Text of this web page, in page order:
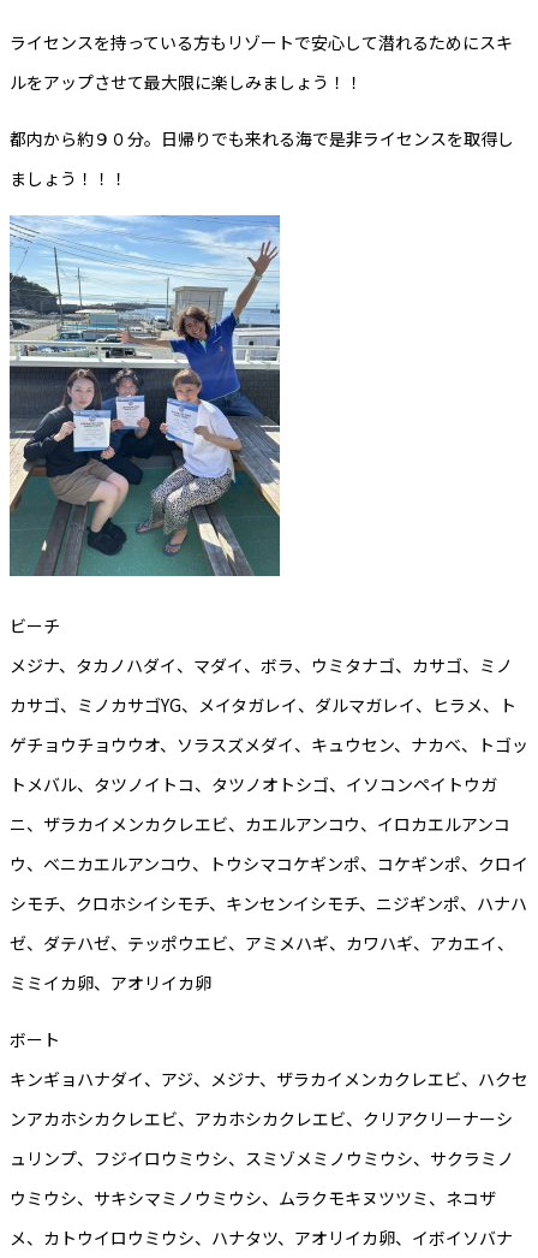
ライセンスを持っている方もリゾートで安心して潜れるためにスキ
ルをアップさせて最大限に楽しみましょう！！
都内から約９０分。日帰りでも来れる海で是非ライセンスを取得し
ましょう！！！
ビーチ
メジナ、タカノハダイ、マダイ、ボラ、ウミタナゴ、カサゴ、ミノ
カサゴ、ミノカサゴYG、メイタガレイ、ダルマガレイ、ヒラメ、ト
ゲチョウチョウウオ、ソラスズメダイ、キュウセン、ナカベ、トゴッ
トメバル、タツノイトコ、タツノオトシゴ、イソコンペイトウガ
ニ、ザラカイメンカクレエビ、カエルアンコウ、イロカエルアンコ
ウ、ベニカエルアンコウ、トウシマコケギンポ、コケギンポ、クロイ
シモチ、クロホシイシモチ、キンセンイシモチ、ニジギンポ、ハナハ
ゼ、ダテハゼ、テッポウエビ、アミメハギ、カワハギ、アカエイ、
ミミイカ卵、アオリイカ卵
ボート
キンギョハナダイ、アジ、メジナ、ザラカイメンカクレエビ、ハクセ
ンアカホシカクレエビ、アカホシカクレエビ、クリアクリーナーシ
ュリンプ、フジイロウミウシ、スミゾメミノウミウシ、サクラミノ
ウミウシ、サキシマミノウミウシ、ムラクモキヌツツミ、ネコザ
メ、カトウイロウミウシ、ハナタツ、アオリイカ卵、イボイソバナ